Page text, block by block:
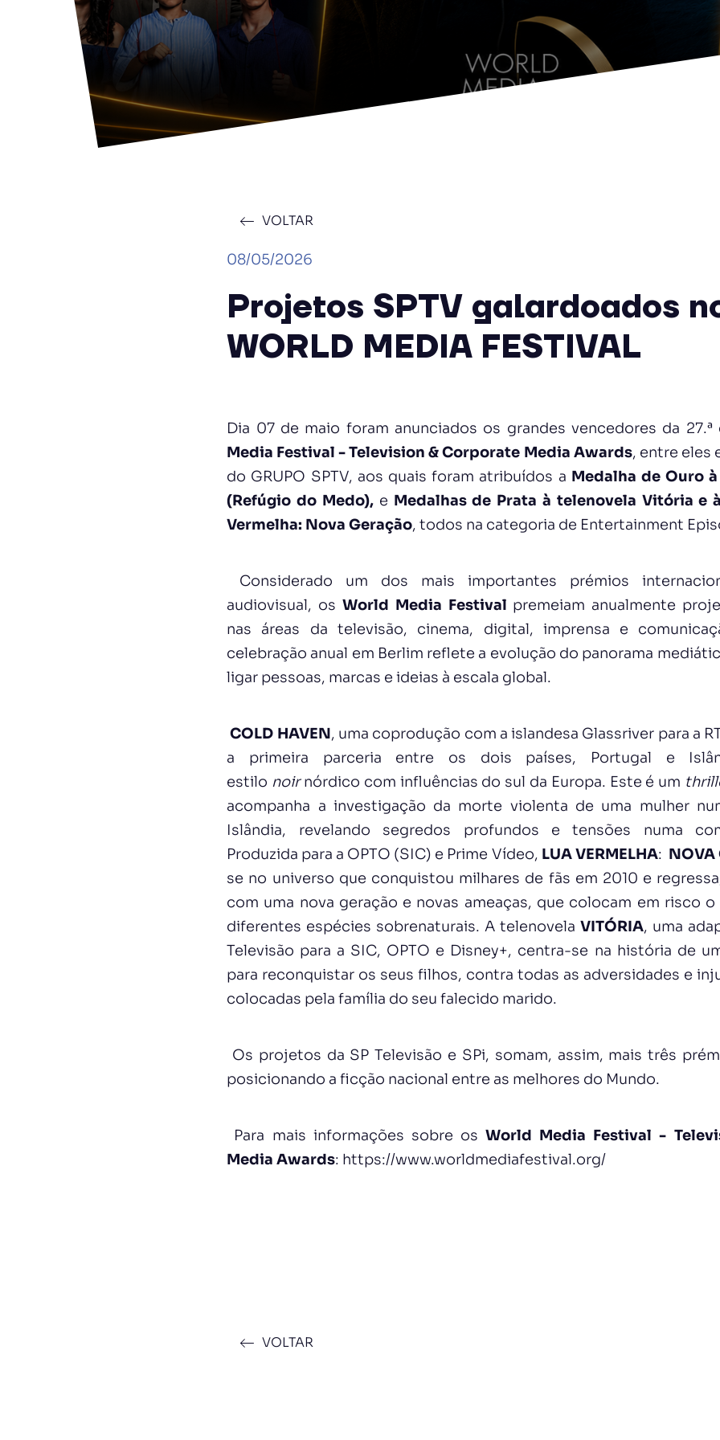
VOLTAR
08/05/2026
Projetos SPTV galardoados
WORLD MEDIA FESTIVAL
Dia 07 de maio foram anunciados os grandes vencedores da
Media Festival - Television & Corporate Media Awards, entre eles
do GRUPO SPTV, aos quais foram atribuídos a Medalha de Ouro
(Refúgio do Medo), e Medalhas de Prata à telenovela Vitória e
Vermelha: Nova Geração, todos na categoria de Entertainment
Considerado um dos mais importantes prémios
audiovisual, os World Media Festival premeiam anualmente
nas áreas da televisão, cinema, digital, imprensa e
celebração anual em Berlim reflete a evolução do panorama
ligar pessoas, marcas e ideias à escala global.
COLD HAVEN, uma coprodução com a islandesa Glassriver para a
a primeira parceria entre os dois países, Portugal e
estilo noirnórdico com influências do sul da Europa. Este é um
acompanha a investigação da morte violenta de uma mulher
Islândia, revelando segredos profundos e tensões numa
Produzida para a OPTO (SIC) e Prime Vídeo, LUA VERMELHA: NOVA
se no universo que conquistou milhares de fãs em 2010 e
com uma nova geração e novas ameaças, que colocam em risco
diferentes espécies sobrenaturais. A telenovela VITÓRIA, uma
Televisão para a SIC, OPTO e Disney+, centra-se na história de
para reconquistar os seus filhos, contra todas as adversidades e
colocadas pela família do seu falecido marido.
Os projetos da SP Televisão e SPi, somam, assim, mais três
posicionando a ficção nacional entre as melhores do Mundo.
Para mais informações sobre osWorld Media Festival -
Media Awards: https://www.worldmediafestival.org/
VOLTAR